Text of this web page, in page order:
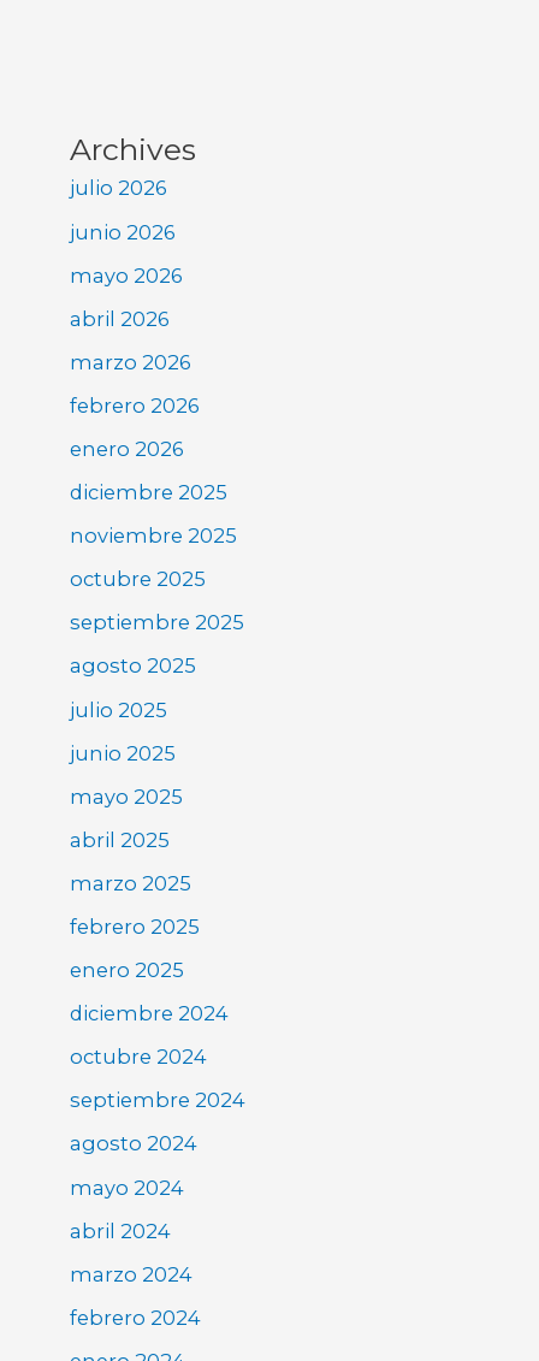
Archives
julio 2026
junio 2026
mayo 2026
abril 2026
marzo 2026
febrero 2026
enero 2026
diciembre 2025
noviembre 2025
octubre 2025
septiembre 2025
agosto 2025
julio 2025
junio 2025
mayo 2025
abril 2025
marzo 2025
febrero 2025
enero 2025
diciembre 2024
octubre 2024
septiembre 2024
agosto 2024
mayo 2024
abril 2024
marzo 2024
febrero 2024